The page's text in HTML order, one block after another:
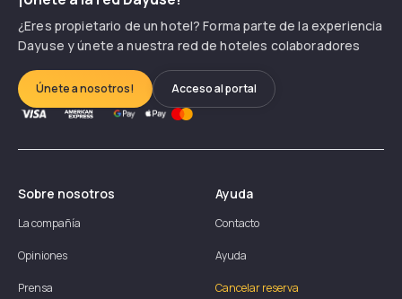
¿Eres propietario de un hotel? Forma parte de la experiencia
Dayuse y únete a nuestra red de hoteles colaboradores
Únete a nosotros! Acceso al portal
Sobre nosotros
La compañía
Opiniones
Prensa
Ayuda
Contacto
Ayuda
Cancelar reserva